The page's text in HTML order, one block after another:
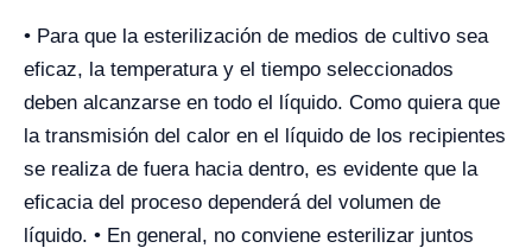
• Para que la esterilización de medios de cultivo sea
eficaz, la temperatura y el tiempo seleccionados
deben alcanzarse en todo el líquido. Como quiera que
la transmisión del calor en el líquido de los recipientes
se realiza de fuera hacia dentro, es evidente que la
eficacia del proceso dependerá del volumen de
líquido. • En general, no conviene esterilizar juntos